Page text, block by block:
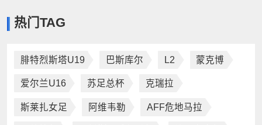
方索要5000万美元
热门TAG
腓特烈斯塔U19 巴斯库尔 L2 蒙克博
爱尔兰U16 苏足总杯 克瑞拉
斯莱扎女足 阿维韦勒 AFF危地马拉